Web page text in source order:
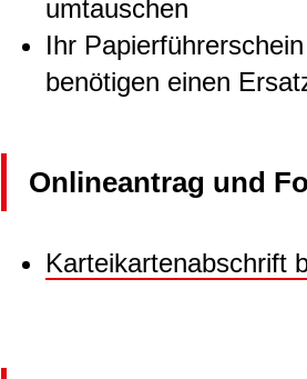
umtauschen
Ihr
benötigen einen
Onlineantrag und
Karteikartenabschrift